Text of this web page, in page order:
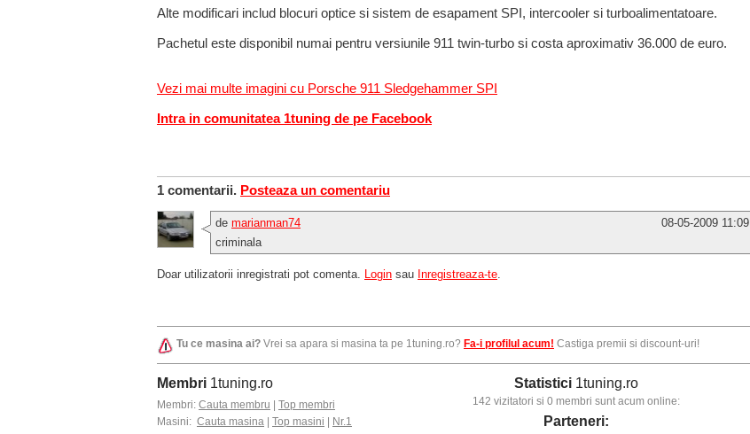
Alte modificari includ blocuri optice si sistem de esapament SPI, intercooler si turboalimentatoare.
Pachetul este disponibil numai pentru versiunile 911 twin-turbo si costa aproximativ 36.000 de euro.
Vezi mai multe imagini cu Porsche 911 Sledgehammer SPI
Intra in comunitatea 1tuning de pe Facebook
1 comentarii. Posteaza un comentariu
08-05-2009 11:09
de marianman74
criminala
Doar utilizatorii inregistrati pot comenta. Login sau Inregistreaza-te.
Tu ce masina ai? Vrei sa apara si masina ta pe 1tuning.ro? Fa-i profilul acum! Castiga premii si discount-uri!
Membri 1tuning.ro
Membri: Cauta membru
Top membri
Masini: Cauta masina Top masini
Nr.1
Statistici 1tuning.ro
142 vizitatori si 0 membri sunt acum online:
Parteneri: